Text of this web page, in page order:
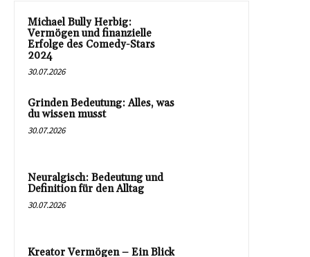
Michael Bully Herbig:
Vermögen und finanzielle
Erfolge des Comedy-Stars
2024
30.07.2026
Grinden Bedeutung: Alles, was
du wissen musst
30.07.2026
Neuralgisch: Bedeutung und
Definition für den Alltag
30.07.2026
Kreator Vermögen – Ein Blick